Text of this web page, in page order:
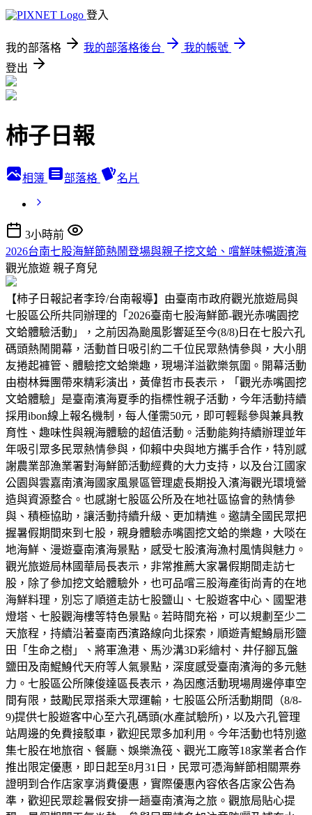
登入
我的部落格 我的部落格後台
我的帳號
登出
柿子日報
相簿 部落格 名片
3小時前
2026台南七股海鮮節熱鬧登場與親子挖文蛤、嚐鮮味暢遊濱海
觀光旅遊 親子育兒
【柿子日報記者李玲/台南報導】由臺南市政府觀光旅遊局與
七股區公所共同辦理的「2026臺南七股海鮮節-觀光赤嘴園挖
文蛤體驗活動」，之前因為颱風影響延至今(8/8)日在七股六孔
碼頭熱鬧開幕，活動首日吸引約二千位民眾熱情參與，大小朋
友捲起褲管、體驗挖文蛤樂趣，現場洋溢歡樂氛圍。開幕活動
由樹林舞團帶來精彩演出，黃偉哲市長表示，「觀光赤嘴園挖
文蛤體驗」是臺南濱海夏季的指標性親子活動，今年活動持續
採用ibon線上報名機制，每人僅需50元，即可輕鬆參與兼具教
育性、趣味性與親海體驗的超值活動。活動能夠持續辦理並年
年吸引眾多民眾熱情參與，仰賴中央與地方攜手合作，特別感
謝農業部漁業署對海鮮節活動經費的大力支持，以及台江國家
公園與雲嘉南濱海國家風景區管理處長期投入濱海觀光環境營
造與資源整合。也感謝七股區公所及在地社區協會的熱情參
與、積極協助，讓活動持續升級、更加精進。邀請全國民眾把
握暑假期間來到七股，親身體驗赤嘴園挖文蛤的樂趣，大啖在
地海鮮、漫遊臺南濱海景點，感受七股濱海漁村風情與魅力。
觀光旅遊局林國華局長表示，非常推薦大家暑假期間走訪七
股，除了參加挖文蛤體驗外，也可品嚐三股海產街尚青的在地
海鮮料理，別忘了順道走訪七股鹽山、七股遊客中心、國聖港
燈塔、七股觀海樓等特色景點。若時間充裕，可以規劃至少二
天旅程，持續沿著臺南西濱路線向北探索，順遊青鯤鯓扇形鹽
田「生命之樹」、將軍漁港、馬沙溝3D彩繪村、井仔腳瓦盤
鹽田及南鯤鯓代天府等人氣景點，深度感受臺南濱海的多元魅
力。七股區公所陳俊達區長表示，為因應活動現場周邊停車空
間有限，鼓勵民眾搭乘大眾運輸，七股區公所活動期間（8/8-
9)提供七股遊客中心至六孔碼頭(水產試驗所)，以及六孔管理
站周邊的免費接駁車，歡迎民眾多加利用。今年活動也特別邀
集七股在地旅宿、餐廳、娛樂漁筏、觀光工廠等18家業者合作
推出限定優惠，即日起至8月31日，民眾可憑海鮮節相關票券
證明到合作店家享消費優惠，實際優惠內容依各店家公告為
準，歡迎民眾趁暑假安排一趟臺南濱海之旅。觀旅局貼心提